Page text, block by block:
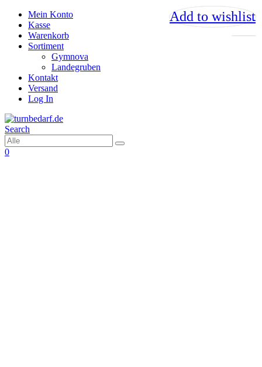
Mein Konto
Kasse
Warenkorb
Sortiment
Gymnova
Landegruben
Kontakt
Versand
Log In
Search
0
Add to wishlist
Add to wishlist
Add to wishlist
Add to wishlist